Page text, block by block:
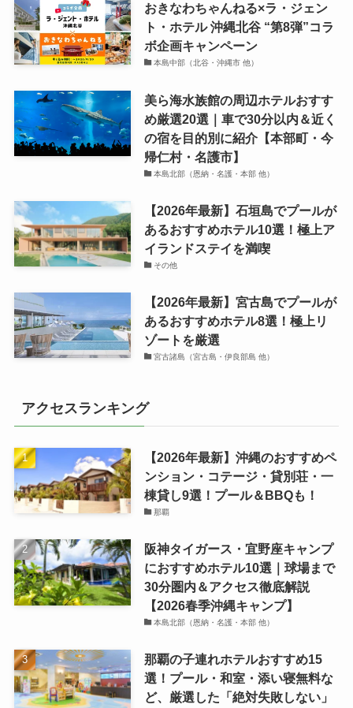
おきなわちゃんねる×ラ・ジェン
ト・ホテル 沖縄北谷 “第8弾”コラ
ボ企画キャンペーン
本島中部（北谷・沖縄市 他）
美ら海水族館の周辺ホテルおすす
め厳選20選｜車で30分以内＆近く
の宿を目的別に紹介【本部町・今
帰仁村・名護市】
本島北部（恩納・名護・本部 他）
【2026年最新】石垣島でプールが
あるおすすめホテル10選！極上ア
イランドステイを満喫
その他
【2026年最新】宮古島でプールが
あるおすすめホテル8選！極上リ
ゾートを厳選
宮古諸島（宮古島・伊良部島 他）
アクセスランキング
【2026年最新】沖縄のおすすめペ
ンション・コテージ・貸別荘・一
棟貸し9選！プール＆BBQも！
那覇
阪神タイガース・宜野座キャンプ
におすすめホテル10選｜球場まで
30分圏内＆アクセス徹底解説
【2026春季沖縄キャンプ】
本島北部（恩納・名護・本部 他）
那覇の子連れホテルおすすめ15
選！プール・和室・添い寝無料な
ど、厳選した「絶対失敗しない」